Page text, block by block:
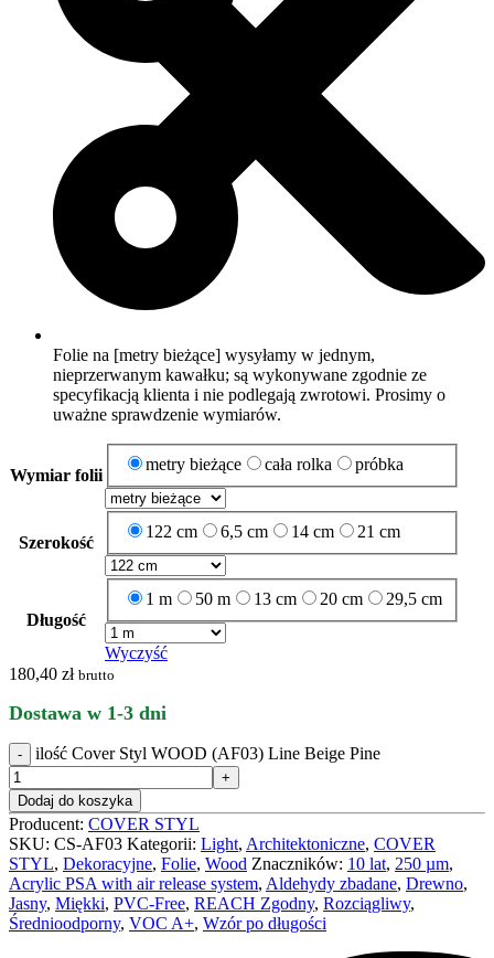
Folie na [metry bieżące] wysyłamy w jednym,
nieprzerwanym kawałku; są wykonywane zgodnie ze
specyfikacją klienta i nie podlegają zwrotowi. Prosimy o
uważne sprawdzenie wymiarów.
Wymiar folii
metry bieżące cała rolka próbka
Szerokość
122 cm 6,5 cm 14 cm 21 cm
Długość
1 m 50 m 13 cm 20 cm 29,5 cm
Wyczyść
180,40 zł brutto
Dostawa w 1-3 dni
ilość Cover Styl WOOD (AF03) Line Beige Pine
Dodaj do koszyka
Producent: COVER STYL
SKU: CS-AF03 Kategorii: Light, Architektoniczne, COVER
STYL, Dekoracyjne, Folie, Wood Znaczników: 10 lat, 250 µm,
Acrylic PSA with air release system, Aldehydy zbadane, Drewno,
Jasny, Miękki, PVC-Free, REACH Zgodny, Rozciągliwy,
Średnioodporny, VOC A+, Wzór po długości